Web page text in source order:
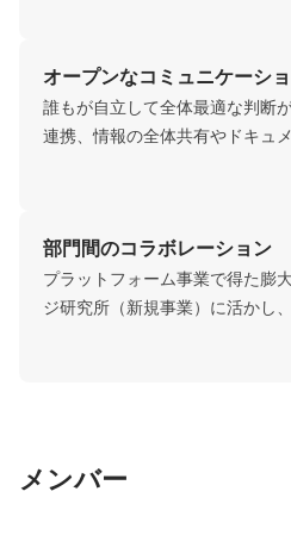
オープンなコミュニケーシ
誰もが自立して全体最適な判断
連携、情報の全体共有やドキュ
部門間のコラボレーション
プラットフォーム事業で得た膨
ジ研究所（新規事業）に活かし
メンバー